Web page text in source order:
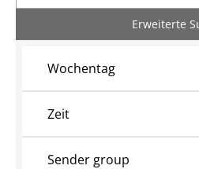
Erweiterte
Wochentag
Zeit
Sender group